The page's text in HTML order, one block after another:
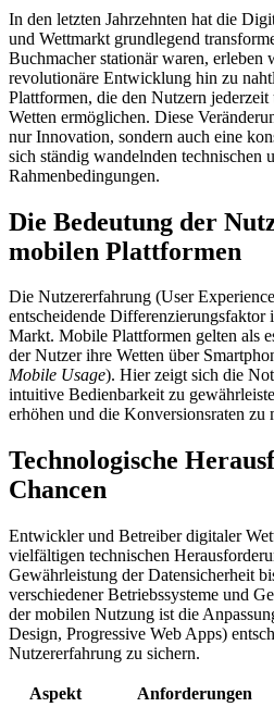
In den letzten Jahrzehnten hat die
und Wettmarkt grundlegend
Buchmacher stationär waren, erleben
revolutionäre Entwicklung hin zu
Plattformen, die den Nutzern
Wetten ermöglichen. Diese
nur Innovation, sondern auch eine
sich ständig wandelnden technischen
Rahmenbedingungen.
Die Bedeutung der
mobilen Plattformen
Die Nutzererfahrung (User
entscheidende Differenzierungsfaktor
Markt. Mobile Plattformen gelten als
der Nutzer ihre Wetten über
Mobile Usage). Hier zeigt sich die
intuitive Bedienbarkeit zu
erhöhen und die Konversionsraten zu
Technologische
Chancen
Entwickler und Betreiber digitaler
vielfältigen technischen
Gewährleistung der Datensicherheit
verschiedener Betriebssysteme und
der mobilen Nutzung ist die
Design, Progressive Web Apps)
Nutzererfahrung zu sichern.
Aspekt Anforderungen